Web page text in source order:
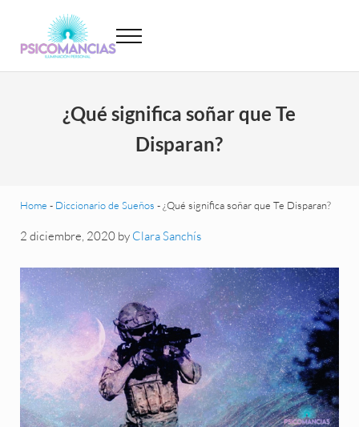
Psicomancias
Menu
¿Qué significa soñar que Te
Disparan?
Home - Diccionario de Sueños -¿Qué significa soñar que Te Disparan?
2 diciembre, 2020 by Clara Sanchís